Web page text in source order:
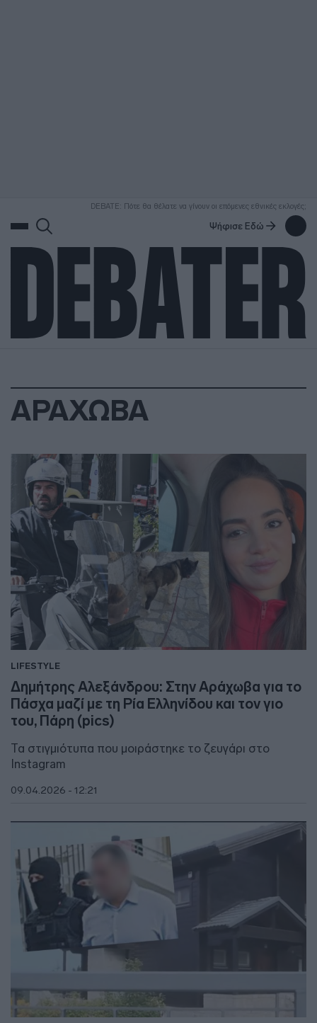
DEBATE: Πότε θα θέλατε να γίνουν οι επόμενες εθνικές εκλογές;
Ψήφισε Εδώ
ΑΡΑΧΩΒΑ
LIFESTYLE
Δημήτρης Αλεξάνδρου: Στην Αράχωβα για το
Πάσχα μαζί με τη Ρία Ελληνίδου και τον γιο
του, Πάρη (pics)
Τα στιγμιότυπα που μοιράστηκε το ζευγάρι στο
Instagram
09.04.2026 - 12:21